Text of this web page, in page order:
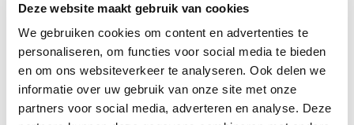
Deze website maakt gebruik van cookies
We gebruiken cookies om content en advertenties te
personaliseren, om functies voor social media te bieden
en om ons websiteverkeer te analyseren. Ook delen we
informatie over uw gebruik van onze site met onze
partners voor social media, adverteren en analyse. Deze
Postcode
Woonplaats